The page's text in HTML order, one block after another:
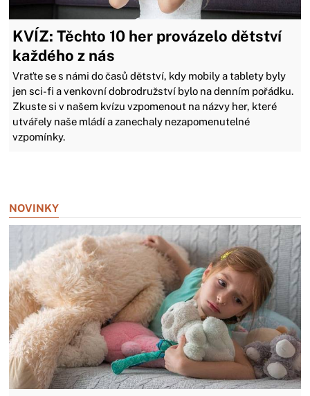
KVÍZ: Těchto 10 her provázelo dětství
každého z nás
Vraťte se s námi do časů dětství, kdy mobily a tablety byly
jen sci-fi a venkovní dobrodružství bylo na denním pořádku.
Zkuste si v našem kvízu vzpomenout na názvy her, které
utvářely naše mládí a zanechaly nezapomenutelné
vzpomínky.
NOVINKY